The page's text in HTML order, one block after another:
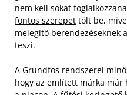
nem kell sokat
fontos szerepet tölt be,
melegítő berendezéseknek
teszi.
A Grundfos rendszerei
hogy az említett márka már